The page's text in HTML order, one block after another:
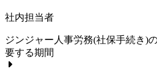
社内担当者
ジンジャー人事労務(社保手続き)
要する期間